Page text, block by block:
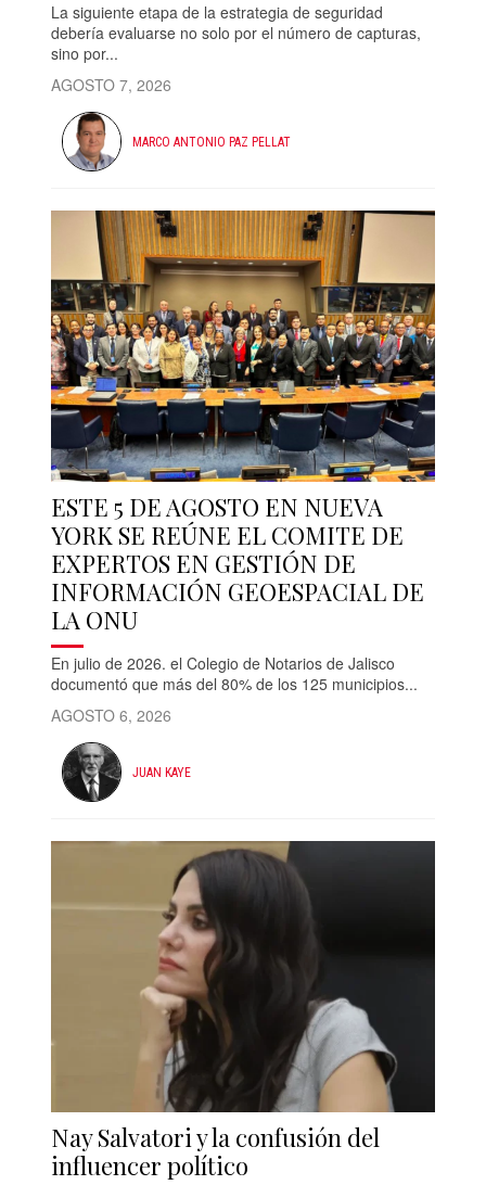
La siguiente etapa de la estrategia de seguridad
debería evaluarse no solo por el número de capturas,
sino por...
AGOSTO 7, 2026
MARCO ANTONIO PAZ PELLAT
ESTE 5 DE AGOSTO EN NUEVA
YORK SE REÚNE EL COMITE DE
EXPERTOS EN GESTIÓN DE
INFORMACIÓN GEOESPACIAL DE
LA ONU
En julio de 2026. el Colegio de Notarios de Jalisco
documentó que más del 80% de los 125 municipios...
AGOSTO 6, 2026
JUAN KAYE
Nay Salvatori y la confusión del
influencer político